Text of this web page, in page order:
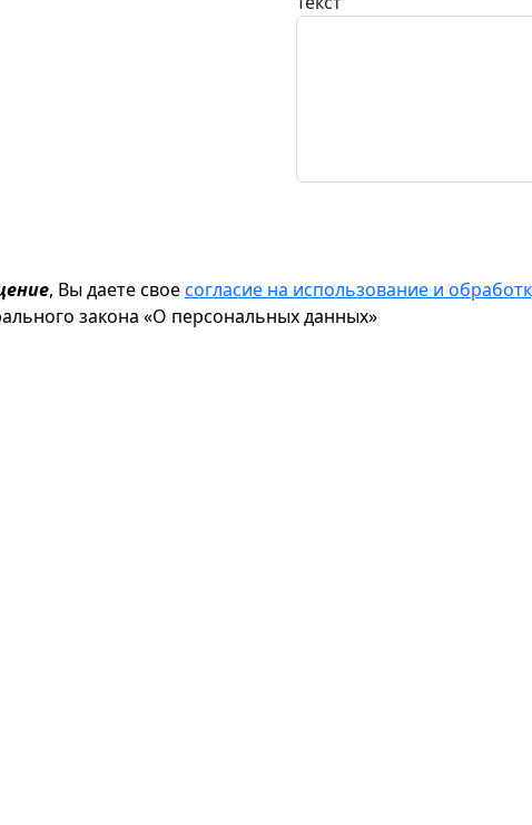
, Вы даете своесогласие на использование и
закона «О персональных данных»